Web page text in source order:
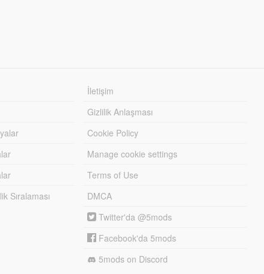
Sıralaması
İletişim
Gizlilik Anlaşması
Cookie Policy
Manage cookie settings
Terms of Use
DMCA
Twitter'da @5mods
Facebook'da 5mods
5mods on Discord